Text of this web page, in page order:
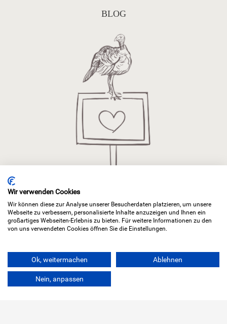
BLOG
BARRIEREFREIHEIT
DATENSCHUTZ
Wir verwenden Cookies
Wir können diese zur Analyse unserer Besucherdaten platzieren, um unsere
Webseite zu verbessern, personalisierte Inhalte anzuzeigen und Ihnen ein
großartiges Webseiten-Erlebnis zu bieten. Für weitere Informationen zu den
von uns verwendeten Cookies öffnen Sie die Einstellungen.
Ok, weitermachen Ablehnen
Nein, anpassen